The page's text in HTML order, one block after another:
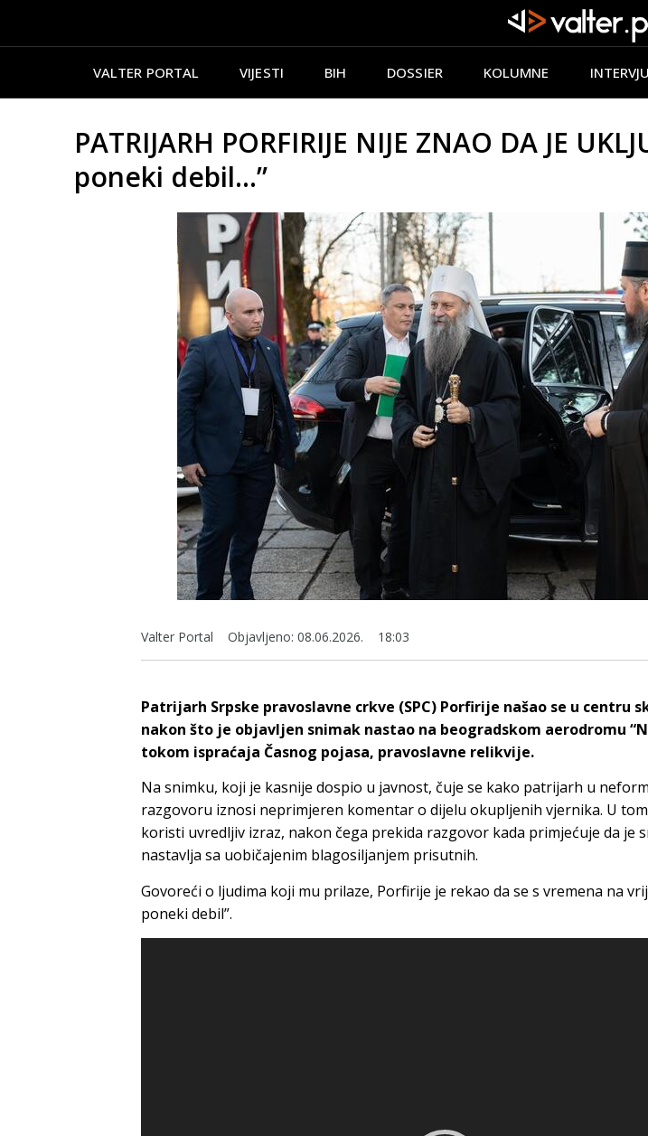
VALTER PORTAL VIJESTI BIH DOSSIER KOLUMNE INTERVJU
PATRIJARH PORFIRIJE NIJE ZNAO DA JE
poneki debil…”
Valter Portal Objavljeno: 08.06.2026. 18:03
Patrijarh Srpske pravoslavne crkve (SPC) Porfirije našao se u centru
nakon što je objavljen snimak nastao na beogradskom aerodromu
tokom ispraćaja Časnog pojasa, pravoslavne relikvije.
Na snimku, koji je kasnije dospio u javnost, čuje se kako patrijarh u
razgovoru iznosi neprimjeren komentar o dijelu okupljenih vjernika. U
koristi uvredljiv izraz, nakon čega prekida razgovor kada primjećuje da je
nastavlja sa uobičajenim blagosiljanjem prisutnih.
Govoreći o ljudima koji mu prilaze, Porfirije je rekao da se s vremena na
poneki debil”.